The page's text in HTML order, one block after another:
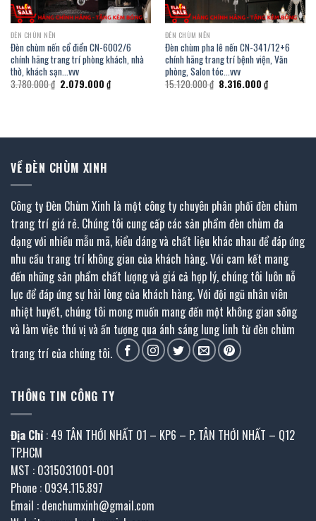
ĐÈN CHÙM NẾN
Đèn chùm nến cổ điển CN-6002/6
chính hãng trang trí phòng khách, nhà
thờ, khách sạn…vvv
3.780.000₫ Giá
gốc
2.079.000 ₫Giá
hiện
ĐÈN CHÙM NẾN
Đèn chùm pha lê nến CN-341/12+6
chính hãng trang trí bệnh viện, Văn
phòng, Salon tóc…vvv
15.120.000₫ Giá
gốc
8.316.000 ₫Giá
hiện
VỀ ĐÈN CHÙM XINH
Công ty Đèn Chùm Xinh là một công ty chuyên phân phối đèn chùm
trang trí giá rẻ. Chúng tôi cung cấp các sản phẩm đèn chùm đa
dạng với nhiều mẫu mã, kiểu dáng và chất liệu khác nhau để đáp ứng
nhu cầu trang trí không gian của khách hàng. Với cam kết mang
đến những sản phẩm chất lượng và giá cả hợp lý, chúng tôi luôn nỗ
lực để đáp ứng sự hài lòng của khách hàng. Với đội ngũ nhân viên
nhiệt huyết, chúng tôi mong muốn mang đến một không gian sống
và làm việc thú vị và ấn tượng qua ánh sáng lung linh từ đèn chùm
trang trí của chúng tôi.
THÔNG TIN CÔNG TY
Địa Chỉ : 49 TÂN THỚI NHẤT 01 – KP6 – P. TÂN THỚI NHẤT – Q12
TP.HCM
MST : 0315031001-001
Phone : 0934.115.897
Email : denchumxinh@gmail.com